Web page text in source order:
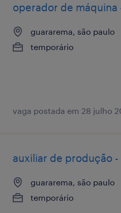
operador de máquina
guararema, são paulo
temporário
vaga postada em 28 julho
auxiliar de produção
guararema, são paulo
temporário